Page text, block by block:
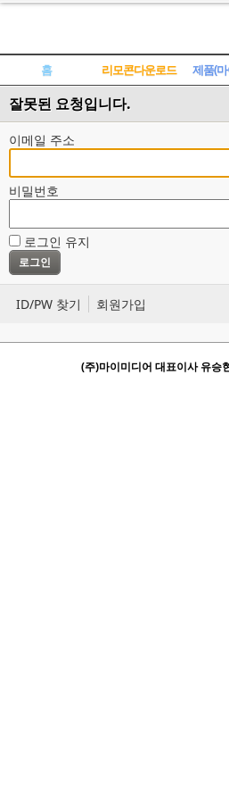
홈 리모콘다운로드
잘못된 요청입니다.
이메일 주소
비밀번호
로그인 유지
ID/PW 찾기 회원가입
(주)마이미디어 대표이사 유승